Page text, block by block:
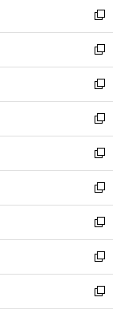
く
ィ
ン
ド
ウ
で
開
く
い
ウ
ィ
ン
ド
ウ
で
開
く
新
し
い
ウ
ィ
ン
ド
ウ
で
開
く
新
し
い
ウ
ィ
ン
ド
ウ
で
開
く
新
し
い
ウ
ィ
ン
ド
ウ
で
開
く
新
し
い
ウ
ィ
ン
ド
ウ
で
開
く
新
し
い
ウ
ィ
ン
ド
ウ
で
開
新
し
い
ウ
ィ
ン
ド
ウ
新
し
い
ウ
ィ
ン
新
し
い
ウ
新
し